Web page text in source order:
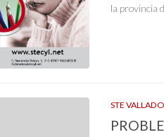
la provincia
STE